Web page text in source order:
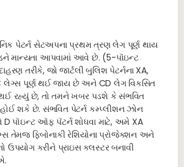
પેટર્ન સેટઅપના પ્રથમ ત્રણ લેગ પૂર્ણ થાય
માન્યતા આપવામાં આવે છે. (5-પૉઇન્ટ
તરીકે, જો જાર્ટલી બુલિશ પેટર્નના XA,
લેગ્સ પૂર્ણ થઈ જાય છે અને CD લેગ વિકસિત
રહ્યું છે, તો તમને ખબર પડશે કે સંભવિત
હોઈ શકે છે. સંભવિત પેટર્ન કમ્પ્લીશન ઝોન
પૉઇન્ટ ઑફ પૅટર્ન શોધવા માટે, અમે XA
તેમજ ફિબોનાકી રેશિયોના પ્રોજેક્શન અને
ઉપયોગ કરીને પ્રાઇસ ક્લસ્ટર બનાવી